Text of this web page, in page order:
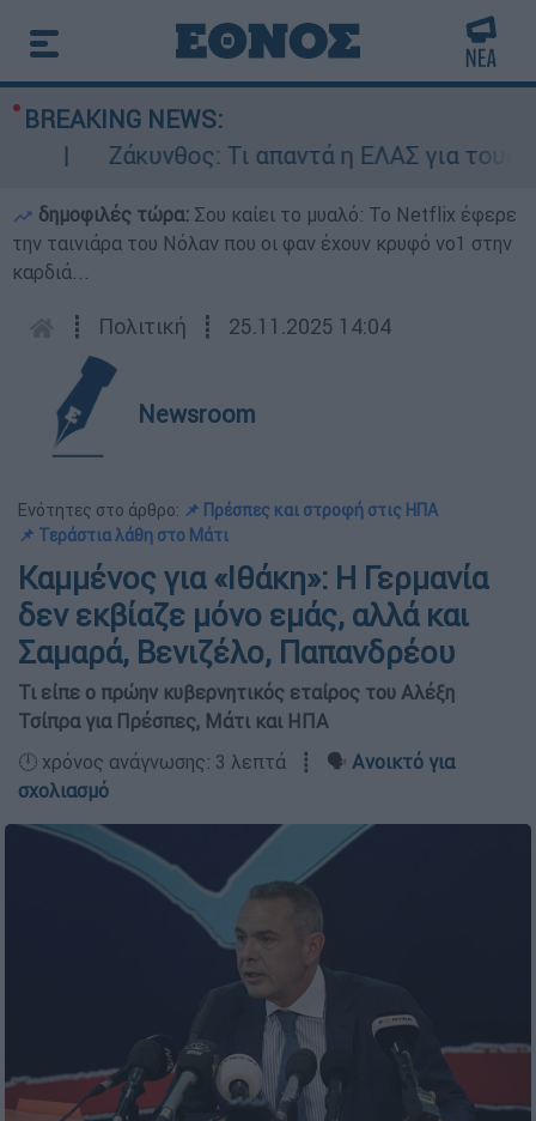
BREAKING NEWS:
Ζάκυνθος: Τι απαντά η ΕΛΑΣ για τους 8
δημοφιλές τώρα: Σου καίει το μυαλό: Το Netflix έφερε
την ταινιάρα του Νόλαν που οι φαν έχουν κρυφό νο1 στην
καρδιά...
┋ Πολιτική ┋ 25.11.2025 14:04
Newsroom
Ενότητες στο άρθρο: 📌 Πρέσπες και στροφή στις ΗΠΑ
📌 Τεράστια λάθη στο Μάτι
Καμμένος για «Ιθάκη»: Η Γερμανία
δεν εκβίαζε μόνο εμάς, αλλά και
Σαμαρά, Βενιζέλο, Παπανδρέου
Τι είπε ο πρώην κυβερνητικός εταίρος του Αλέξη
Τσίπρα για Πρέσπες, Μάτι και ΗΠΑ
🕛 χρόνος ανάγνωσης: 3 λεπτά ┋ 🗣️ Ανοικτό για
σχολιασμό